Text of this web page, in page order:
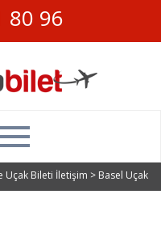
80 96
Uçak Bileti İletişim > Basel Uçak